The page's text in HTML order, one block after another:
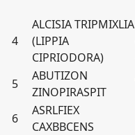
4
ALCISIA TRIPMIXLIA
(LIPPIA
CIPRIODORA)
5
ABUTIZON
ZINOPIRASPIT
6
ASRLFIEX
CAXBBCENS